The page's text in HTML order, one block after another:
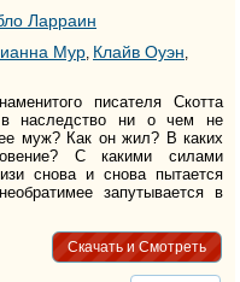
Ларраин
Мур Клайв Оуэн
писателя Скотта
наследство ни о чем не
муж? Как он жил? В каких
С какими силами
снова и снова пытается
запутывается в
Скачать и Смотреть